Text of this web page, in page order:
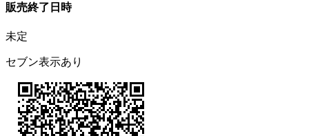
販売終了日時
未定
セブン表示あり